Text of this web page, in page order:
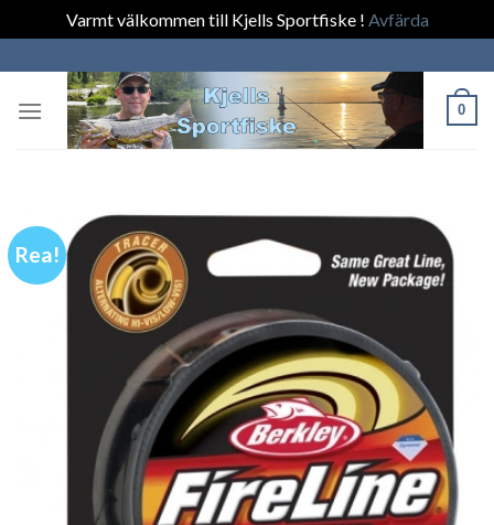
Varmt välkommen till Kjells Sportfiske ! Avfärda
to
content
0
Rea!